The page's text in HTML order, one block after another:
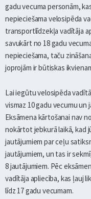
gadu vecuma personām,
nepieciešama velosipēda
transportlīdzekļa vadītāja
savukārt no 18 gadu
nepieciešama, taču
joprojām ir būtiskas
Lai iegūtu velosipēda
vismaz 10 gadu vecumu
Eksāmena kārtošanai nav
nokārtot jebkurā laikā, kad
jautājumiem par ceļu
jautājumiem, un tas ir
8 jautājumiem. Pēc
vadītāja apliecība, kas ļauj
līdz 17 gadu vecumam.